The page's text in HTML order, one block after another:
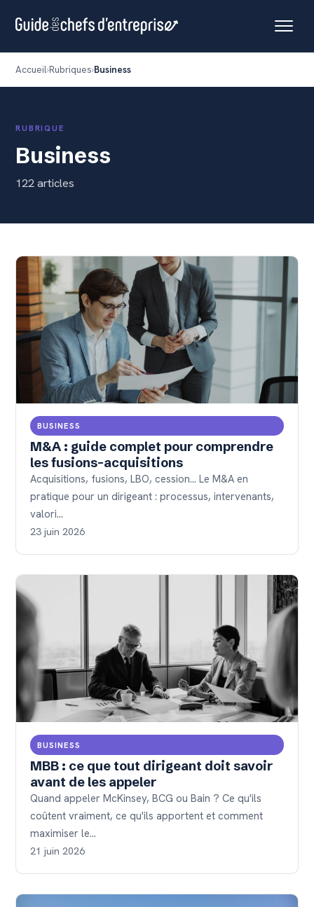
Accueil Rubriques Business
RUBRIQUE
Business
122 articles
BUSINESS
M&A : guide complet pour comprendre
les fusions-acquisitions
Acquisitions, fusions, LBO, cession... Le M&A en
pratique pour un dirigeant : processus, intervenants,
valori…
23 juin 2026
BUSINESS
MBB : ce que tout dirigeant doit savoir
avant de les appeler
Quand appeler McKinsey, BCG ou Bain ? Ce qu'ils
coûtent vraiment, ce qu'ils apportent et comment
maximiser le…
21 juin 2026